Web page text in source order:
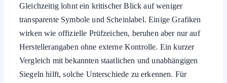
Gleichzeitig lohnt ein kritischer Blick auf weniger
transparente Symbole und Scheinlabel. Einige Grafiken
wirken wie offizielle Prüfzeichen, beruhen aber nur auf
Herstellerangaben ohne externe Kontrolle. Ein kurzer
Vergleich mit bekannten staatlichen und unabhängigen
Siegeln hilft, solche Unterschiede zu erkennen. Für